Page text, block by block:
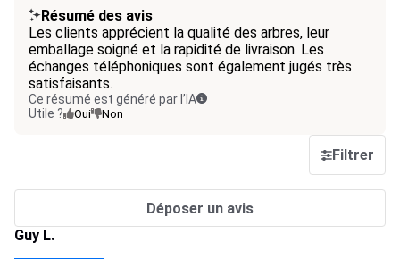
Résumé des avis
Les clients apprécient la qualité des arbres, leur
emballage soigné et la rapidité de livraison. Les
échanges téléphoniques sont également jugés très
satisfaisants.
Ce résumé est généré par l’IA
Utile ?
Oui Non
Filtrer
Déposer un avis
Guy L.